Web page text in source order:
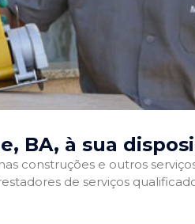
BA, à sua
construções e outros
de serviços